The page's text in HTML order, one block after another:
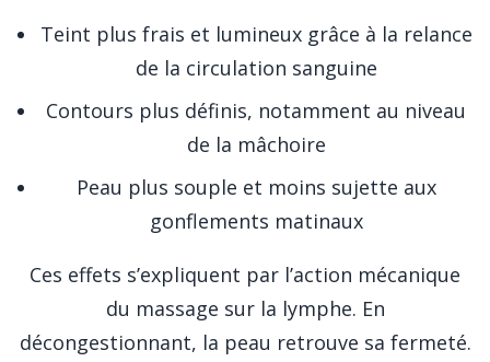
Teint plus frais et lumineux grâce à la relance
de la circulation sanguine
Contours plus définis, notamment au niveau
de la mâchoire
Peau plus souple et moins sujette aux
gonflements matinaux
Ces effets s’expliquent par l’action mécanique
du massage sur la lymphe. En
décongestionnant, la peau retrouve sa fermeté.